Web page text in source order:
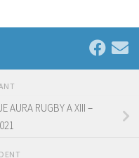
AURA RUGBY A XIII –